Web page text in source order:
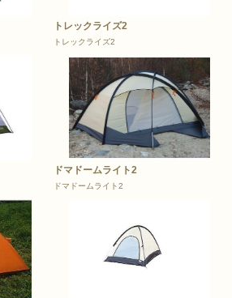
トレックライズ2
トレックライズ2
ドマドームライト2
ドマドームライト2